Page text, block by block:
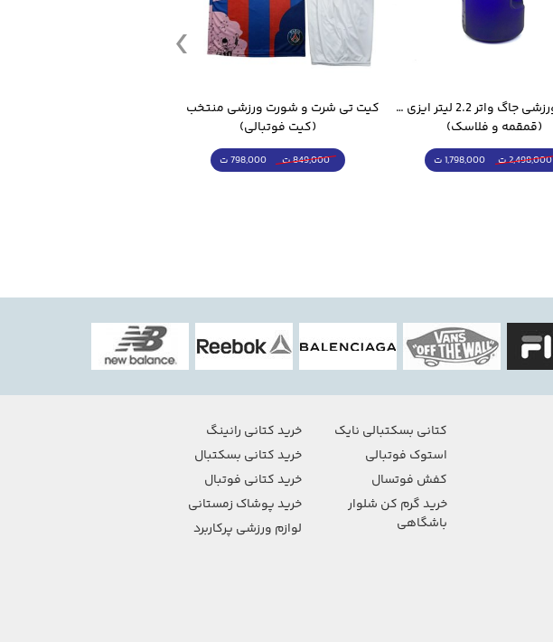
قمقمه ورزشی جاگ واتر 2.2 لیتر ایزی فیت
(قمقمه و فلاسک)
2,498,000 ت 1,798,000 ت
(کیت فوتبالی)
849,000 ت 798,000 ت
کتانی بسکتبالی نایک
استوک فوتبالی
کفش فوتسال
خرید گرم کن شلوار
باشگاهی
خرید کتانی رانینگ
خرید کتانی بسکتبال
خرید کتانی فوتبال
خرید پوشاک زمستانی
لوازم ورزشی پرکاربرد